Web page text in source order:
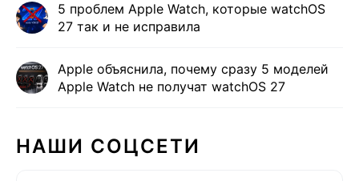
5 проблем Apple Watch, которые watchOS
27 так и не исправила
Apple объяснила, почему сразу 5 моделей
Apple Watch не получат watchOS 27
НАШИ СОЦСЕТИ